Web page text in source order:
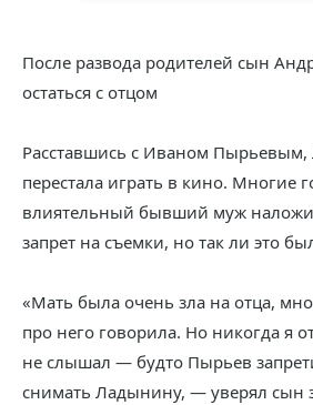
После развода родителей сын
остаться с отцом
Расставшись с Иваном
перестала играть в кино. Многие
влиятельный бывший муж
запрет на съемки, но так ли это
«Мать была очень зла на отца,
про него говорила. Но никогда я
не слышал — будто Пырьев
снимать Ладынину, — уверял сын